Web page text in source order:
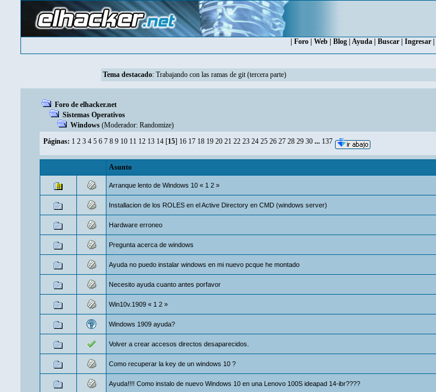
Foro Web Blog Ayuda Buscar Ingresar
Tema destacado: Trabajando con las ramas de git (tercera parte)
Foro de elhacker.net
Sistemas Operativos
Windows (Moderador: Randomize)
Páginas: 1 2 3 4 5 6 7 8 9 10 11 12 13 14 [15] 16 17 18 19 20 21 22 23 24 25 26 27 28 29 30 ... 137
Asunto
Arranque lento de Windows 10 «1 2»
Installacion de los ROLES en el Active Directory en CMD (windows server)
Hardware erroneo
Pregunta acerca de windows
Ayuda no puedo instalar windows en mi nuevo pcque he montado
Necesito ayuda cuanto antes porfavor
Win10v.1909 «1 2»
Windows 1909 ayuda?
Volver a crear accesos directos desaparecidos.
Como recuperar la key de un windows 10 ?
Ayuda!!!! Como instalo de nuevo Windows 10 en una Lenovo 100S ideapad 14-ibr????